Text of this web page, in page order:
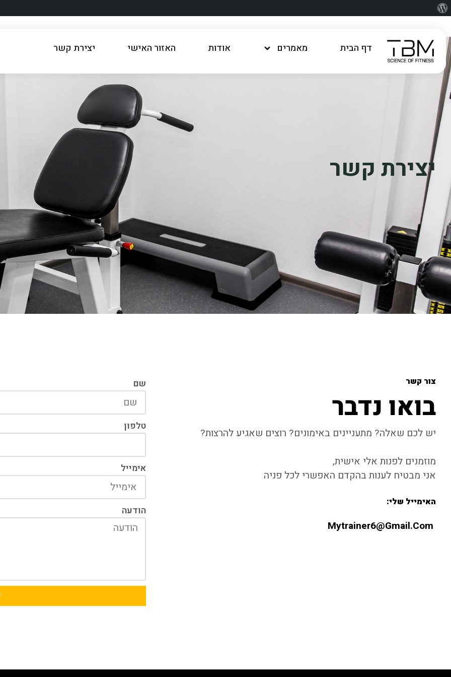
דף הבית מאמרים אודות האזור האישי יצירת קשר
יצירת קשר
צור קשר
בואו נדבר
יש לכם שאלה? מתעניינים באימונים? רוצים שאגיע להרצות?
מוזמנים לפנות אלי אישית,
אני מבטיח לענות בהקדם האפשרי לכל פניה
האימייל שלי:
שם
טלפון
אימייל
הודעה